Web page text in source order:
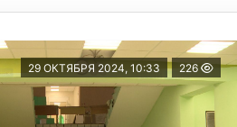
29 ОКТЯБРЯ 2024, 10:33 226